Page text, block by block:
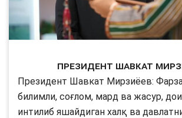
Президент Шавкат
Президент Шавкат Мирзиёев:
билимли, соғлом, мард ва жасур,
интилиб яшайдиган халқ ва